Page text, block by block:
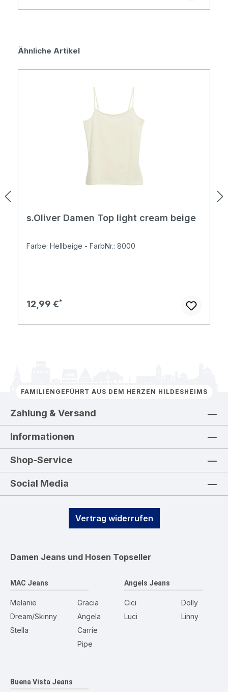
Produktgalerie überspringen
Ähnliche Artikel
s.Oliver Damen Top light cream beige
Farbe: Hellbeige - FarbNr.: 8000
Regulärer Preis:
12,99 €
FAMILIENGEFÜHRT AUS DEM HERZEN HILDESHEIMS
Zahlung & Versand
Informationen
Shop-Service
Social Media
Vertrag widerrufen
Damen Jeans und Hosen Topseller
MAC Jeans
Melanie
Dream/Skinny
Stella
Gracia
Angela
Carrie
Pipe
Angels Jeans
Cici
Luci
Dolly
Linny
Buena Vista Jeans